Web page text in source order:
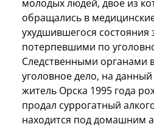
молодых людей, двое из
обращались в
ухудшившегося
потерпевшими по
Следственными органами
уголовное дело, на
житель Орска 1995 года
продал суррогатный
находится под домашним